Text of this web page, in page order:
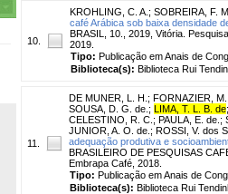
10.
KROHLING, C. A. ; SOBREIRA, F.
café Arábica sob baixa densidade
BRASIL, 10., 2019, Vitória.
2019.
Tipo: Publicação em Anais de
Biblioteca(s): Biblioteca Rui
11.
DE MUNER, L. H. ; FORNAZIER,
SOUSA, D. G. de. ; LIMA, T. L. B. de
CELESTINO, R. C. ; PAULA, E. de. ;
JUNIOR, A. O. de. ; ROSSI, V. dos
adequação produtiva e
BRASILEIRO DE PESQUISAS
Embrapa Café, 2018.
Tipo: Publicação em Anais de
Biblioteca(s): Biblioteca Rui